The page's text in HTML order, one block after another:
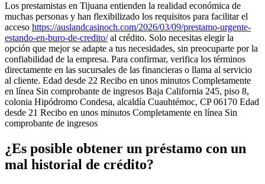
Los prestamistas en Tijuana entienden la realidad económica de
muchas personas y han flexibilizado los requisitos para facilitar el
acceso https://auslandcasinoch.com/2026/03/09/prestamo-urgente-
estando-en-buro-de-credito/al crédito. Solo necesitas elegir la
opción que mejor se adapte a tus necesidades, sin preocuparte por la
confiabilidad de la empresa. Para confirmar, verifica los términos
directamente en las sucursales de las financieras o llama al servicio
al cliente. Edad desde 22 Recibo en unos minutos Completamente
en línea Sin comprobante de ingresos Baja California 245, piso 8,
colonia Hipódromo Condesa, alcaldía Cuauhtémoc, CP 06170 Edad
desde 21 Recibo en unos minutos Completamente en línea Sin
comprobante de ingresos
¿Es posible obtener un préstamo con un
mal historial de crédito?